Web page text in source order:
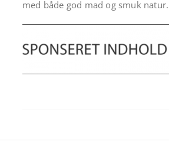
med både god mad og smuk natur.